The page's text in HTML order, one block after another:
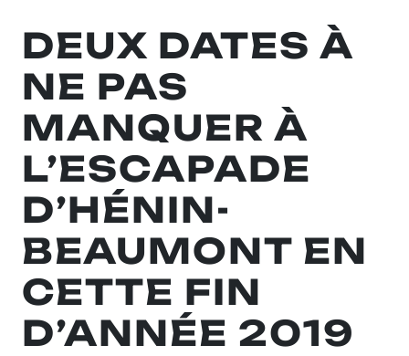
DEUX DATES À
NE PAS
MANQUER À
L’ESCAPADE
D’HÉNIN-
BEAUMONT EN
CETTE FIN
D’ANNÉE 2019